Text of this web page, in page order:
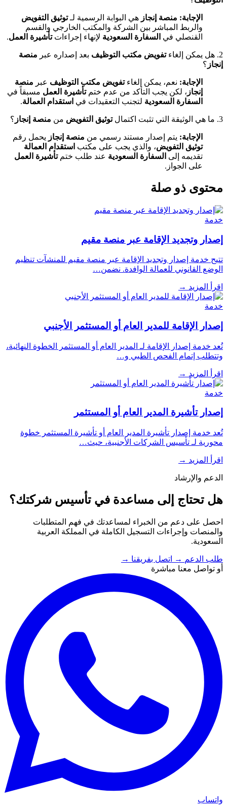
الإجابة: منصة إنجاز هي البوابة الرسمية لـتوثيق التفويض
والربط المباشر بين الشركة والمكتب الخارجي والقسم
القنصلي في السفارة السعودية لإنهاء إجراءاتتأشيرة العمل.
2. هل يمكن إلغاء تفويض مكتب التوظيف بعد إصداره عبر منصة
إنجاز ؟
الإجابة: نعم، يمكن إلغاءتفويض مكتب التوظيف عبر منصة
إنجاز ، لكن يجب التأكد من عدم ختمتأشيرة العمل مسبقاً في
السفارة السعودية لتجنب التعقيدات في استقدام العمالة.
3. ما هي الوثيقة التي تثبت اكتمال توثيق التفويض من منصة إنجاز ؟
الإجابة: يتم إصدار مستند رسمي من منصة إنجاز يحمل رقم
توثيق التفويض، والذي يجب على مكتب استقدام العمالة
تقديمه إلى السفارة السعودية عند طلب ختمتأشيرة العمل
على الجواز.
محتوى ذو صلة
خدمة
إصدار وتجديد الإقامة عبر منصة مقيم
تتيح خدمة إصدار وتجديد الإقامة عبر منصة مقيم للمنشآت تنظيم
الوضع القانوني للعمالة الوافدة. نضمن…
اقرأ المزيد →
خدمة
إصدار الإقامة للمدير العام أو المستثمر الأجنبي
تُعد خدمة إصدار الإقامة لـ المدير العام أو المستثمر الخطوة النهائية،
وتتطلب إتمام الفحص الطبي و…
اقرأ المزيد →
خدمة
إصدار تأشيرة المدير العام أو المستثمر
تُعد خدمة إصدار تأشيرة المدير العام أو تأشيرة المستثمر خطوة
محورية لـ تأسيس الشركات الأجنبية، حيث…
اقرأ المزيد →
الدعم والإرشاد
هل تحتاج إلى مساعدة في تأسيس شركتك؟
احصل على دعم من الخبراء لمساعدتك في فهم المتطلبات
والمنصات وإجراءات التسجيل الكاملة في المملكة العربية
السعودية.
طلب الدعم → اتصل بفريقنا →
أو تواصل معنا مباشرة
واتساب